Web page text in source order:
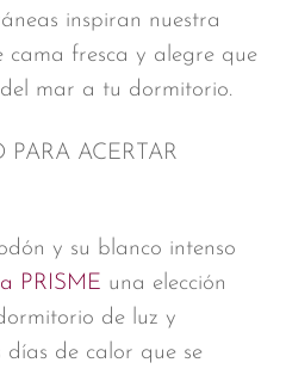
inspiran nuestra
cama fresca y alegre que
mar a tu dormitorio.
ACERTAR
y su blanco intenso
PRISME una elección
de luz y
de calor que se